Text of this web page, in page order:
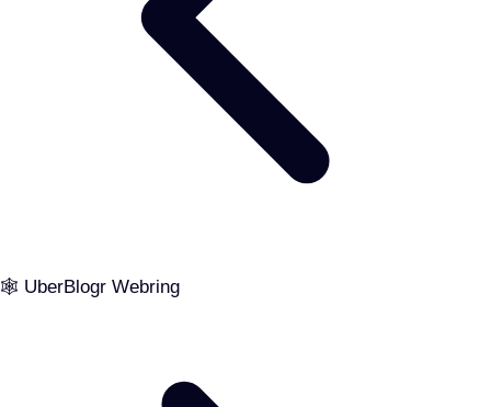
🕸️ UberBlogr Webring